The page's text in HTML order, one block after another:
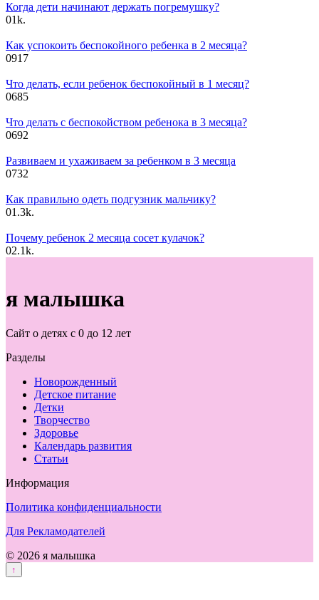
Когда дети начинают держать погремушку?
01k.
Как успокоить беспокойного ребенка в 2 месяца?
0917
Что делать, если ребенок беспокойный в 1 месяц?
0685
Что делать с беспокойством ребенока в 3 месяца?
0692
Развиваем и ухаживаем за ребенком в 3 месяца
0732
Как правильно одеть подгузник мальчику?
01.3k.
Почему ребенок 2 месяца сосет кулачок?
02.1k.
я малышка
Сайт о детях с 0 до 12 лет
Разделы
Новорожденный
Детское питание
Детки
Творчество
Здоровье
Календарь развития
Статьи
Информация
Политика конфиденциальности
Для Рекламодателей
© 2026 я малышка